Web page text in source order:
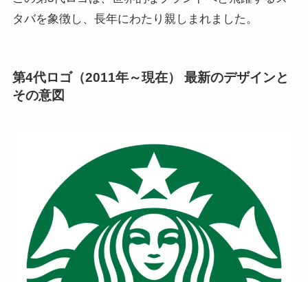
タバを象徴し、長年にわたり親しまれました。
第4代ロゴ（2011年～現在） 最新のデザインと
その意図